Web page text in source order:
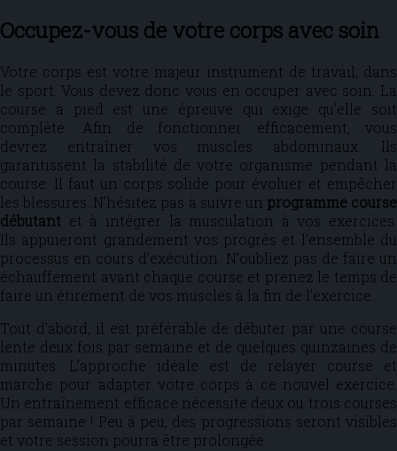
Occupez-vous de votre corps avec soin
Votre corps est votre majeur instrument de travail, dans
le sport. Vous devez donc vous en occuper avec soin. La
course à pied est une épreuve qui exige qu’elle soit
complète. Afin de fonctionner efficacement, vous
devrez entraîner vos muscles abdominaux. Ils
garantissent la stabilité de votre organisme pendant la
course. Il faut un corps solide pour évoluer et empêcher
les blessures. N’hésitez pas à suivre un programme course
débutant et à intégrer la musculation à vos exercices.
Ils appuieront grandement vos progrès et l’ensemble du
processus en cours d’exécution. N’oubliez pas de faire un
échauffement avant chaque course et prenez le temps de
faire un étirement de vos muscles à la fin de l’exercice.
Tout d’abord, il est préférable de débuter par une course
lente deux fois par semaine et de quelques quinzaines de
minutes. L’approche idéale est de relayer course et
marche pour adapter votre corps à ce nouvel exercice.
Un entraînement efficace nécessite deux ou trois courses
par semaine ! Peu à peu, des progressions seront visibles
et votre session pourra être prolongée.